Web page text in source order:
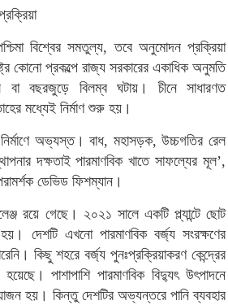
বিশ্বের সমতুল্য, তবে অনুমোদন প্রক্রিয়া
কোনো প্রকল্পে রাজ্য সরকারের একাধিক অনুমতি
বা বছরজুড়ে বিলম্ব ঘটায়। চীনে সাধারণত
মধ্যেই নির্মাণ শুরু হয়।
নির্মাণে অভ্যস্ত। বাধ, মহাসড়ক, উচ্চগতির রেল
দক্ষতাই পারমাণবিক খাতে সাফল্যের মূল’,
ডেভিড ফিশম্যান।
রয়ে গেছে। ২০২১ সালে একটি প্ল্যান্টে ছোট
দেশটি এখনো পারমাণবিক বর্জ্য সংরক্ষণের
কিছু শহরে বর্জ্য পুনঃপ্রক্রিয়াকরণ কেন্দ্রের
হয়েছে। পাশাপাশি পারমাণবিক বিদ্যুৎ উৎপাদনে
হয়। কিন্তু দেশটির অভ্যন্তরে পানি ব্যবহার